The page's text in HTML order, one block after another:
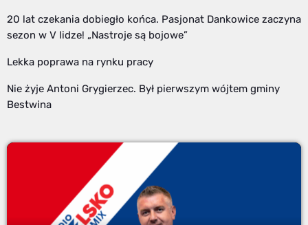
20 lat czekania dobiegło końca. Pasjonat Dankowice zaczyna
sezon w V lidze! „Nastroje są bojowe”
Lekka poprawa na rynku pracy
Nie żyje Antoni Grygierzec. Był pierwszym wójtem gminy
Bestwina